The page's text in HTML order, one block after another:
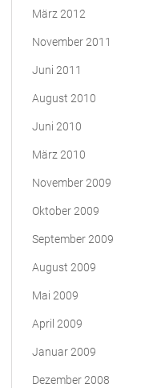
März 2012
November 2011
Juni 2011
August 2010
Juni 2010
März 2010
November 2009
Oktober 2009
September 2009
August 2009
Mai 2009
April 2009
Januar 2009
Dezember 2008